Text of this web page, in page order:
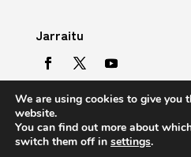
Jarraitu
Copyright © 2021
We are using cookies to give you
website.
You can find out more about
switch them off in settings.